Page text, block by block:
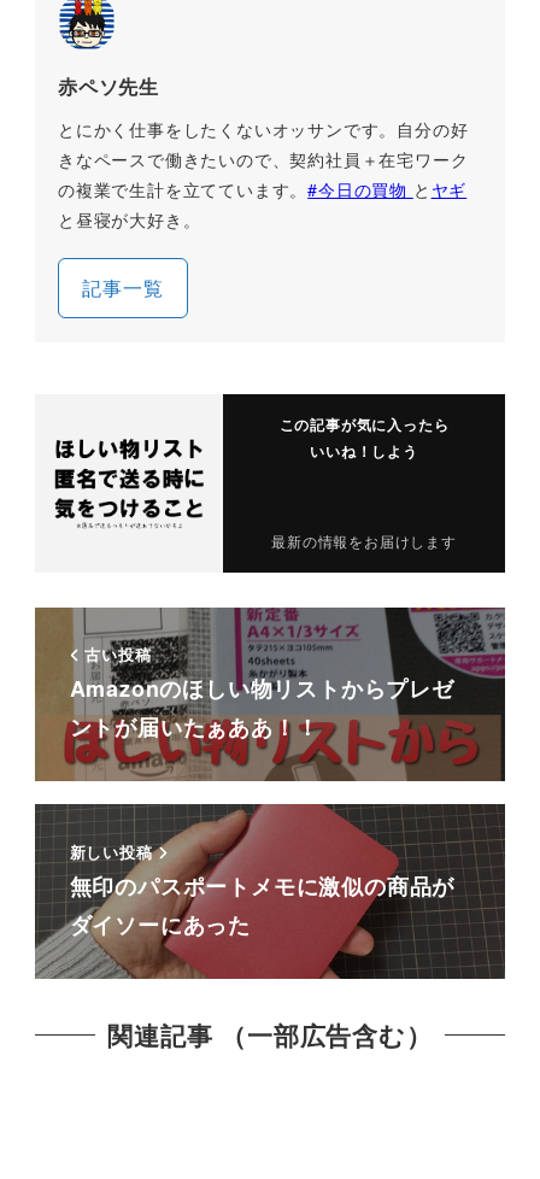
赤ペソ先生
とにかく仕事をしたくないオッサンです。自分の好
きなペースで働きたいので、契約社員＋在宅ワーク
の複業で生計を立てています。#今日の買物 と ヤギ
と昼寝が大好き。
記事一覧
この記事が気に入ったら
いいね！しよう
最新の情報をお届けします
古い投稿
Amazonのほしい物リストからプレゼ
ントが届いたぁああ！！
新しい投稿
無印のパスポートメモに激似の商品が
ダイソーにあった
関連記事 （一部広告含む）